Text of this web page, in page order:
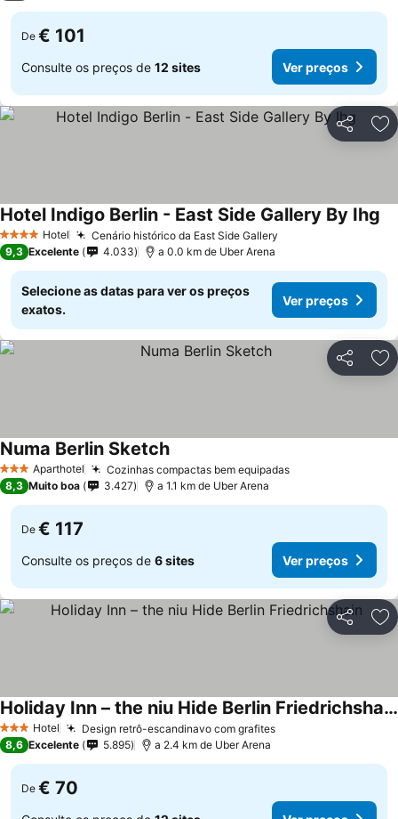
De € 101
Consulte os preços de 12 sites Ver preços
Partilhar
4 EstrelasHotel Cenário histórico da East Side Gallery
Hotel Indigo Berlin - East Side Gallery By Ihg
9,3 Excelente 4.033 a 0.0 km de Uber Arena
Selecione as datas para ver os preços
exatos.
Ver preços
Partilhar
3 EstrelasAparthotel Cozinhas compactas bem equipadasVer preços
Numa Berlin SketchVer preços
8,3 Muito boa 3.427 a 1.1 km de Uber Arena
De € 117
Consulte os preços de 6 sites Ver preços
Partilhar
3 EstrelasHotel Design retrô-escandinavo com grafitesVer preços
Holiday Inn – the niu Hide Berlin Friedrichshain
Ver preços
8,6 Excelente 5.895 a 2.4 km de Uber Arena
De € 70